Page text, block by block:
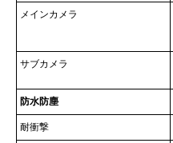
メインカメラ
サブカメラ
防水防塵
耐衝撃